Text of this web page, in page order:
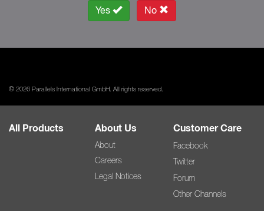
Yes No
© 2026 Parallels International GmbH. All rights reserved.
All Products About Us
About
Careers
Legal Notices
Customer Care
Facebook
Twitter
Forum
Other Channels